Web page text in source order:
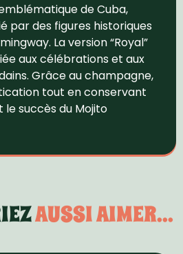
de Cuba,
par des figures historiques
La version “Royal”
aux célébrations et aux
Grâce au champagne,
tout en conservant
succès du Mojito
AUSSI AIMER...